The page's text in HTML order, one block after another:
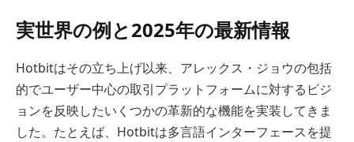
実世界の例と2025年の最新情報
Hotbitはその立ち上げ以来、アレックス・ジョウの包括
的でユーザー中心の取引プラットフォームに対するビジ
ョンを反映したいくつかの革新的な機能を実装してきま
した。たとえば、Hotbitは多言語インターフェースを提